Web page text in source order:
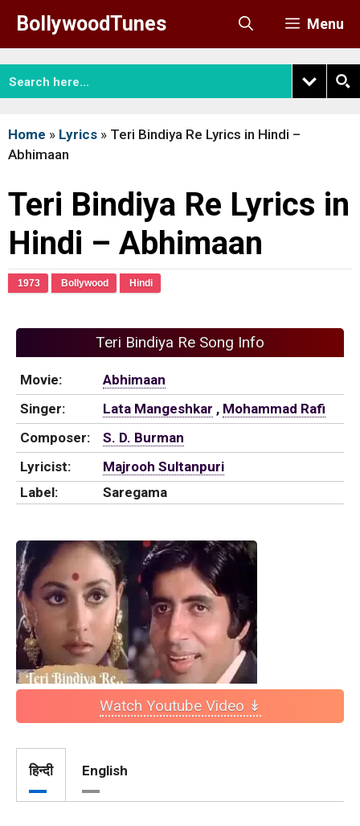
content
BollywoodTunes Menu
Home » Lyrics » Teri Bindiya Re Lyrics in Hindi –
Abhimaan
Teri Bindiya Re Lyrics in
Hindi – Abhimaan
1973 Bollywood Hindi
Teri Bindiya Re Song Info
Movie:
Abhimaan
Singer:
Lata Mangeshkar , Mohammad Rafi
Composer:
S. D. Burman
Lyricist:
Majrooh Sultanpuri
Label:
Saregama
Watch Youtube Video ↡
हिन्दी English